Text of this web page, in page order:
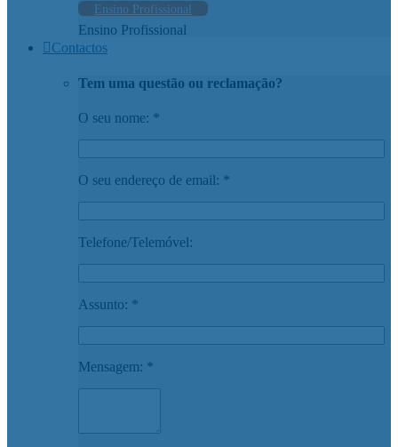
Ensino Profissional
Ensino Profissional
Contactos
Tem uma questão ou reclamação?
O seu nome: *
O seu endereço de email: *
Telefone/Telemóvel:
Assunto: *
Mensagem: *